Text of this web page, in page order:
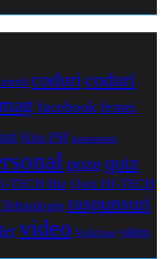
coduricoduri
facebook femei
Kiss FM maramures
pozequiz
TECH Biz Quiz HI-TECH
raspunsuri
video Vodafone yahoo